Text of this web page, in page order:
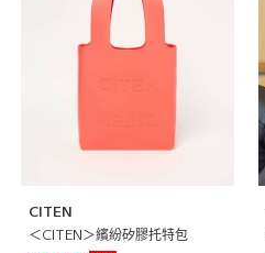
CITEN
＜CITEN＞繽紛矽膠托特包